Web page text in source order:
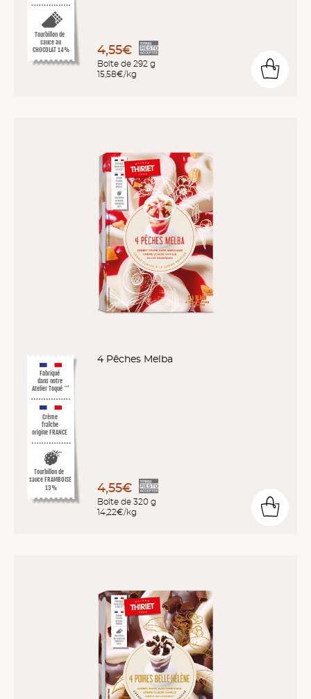
Tourbillon de
sauce au
CHOCOLAT 14% 4,55€
Boîte de 292 g
15,58€/kg
Crème
fraîche
origine FRANCE
Fabriqué
dans notre
Atelier Toqué ™*
Tourbillon de
sauce FRAMBOISE
13%
4 Pêches Melba
4,55€
Boîte de 320 g
14,22€/kg